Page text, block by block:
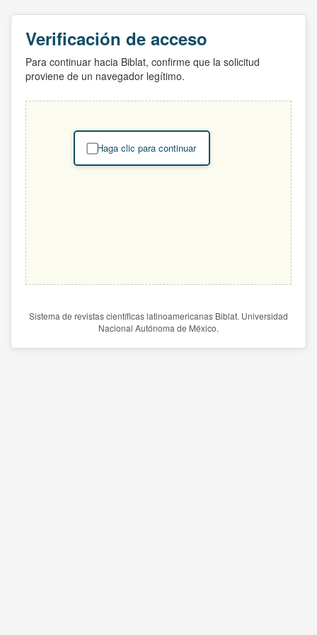
Verificación de acceso
Para continuar hacia Biblat, confirme que la solicitud
proviene de un navegador legítimo.
Haga clic para continuar
Sistema de revistas científicas latinoamericanas Biblat. Universidad
Nacional Autónoma de México.